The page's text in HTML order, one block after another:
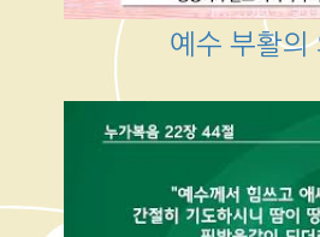
예수 부활의